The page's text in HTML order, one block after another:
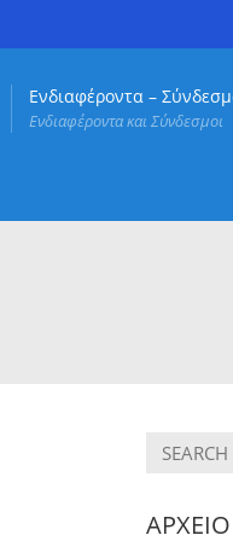
Ενδιαφέροντα –
Ενδιαφέροντα και Σύνδεσμοι